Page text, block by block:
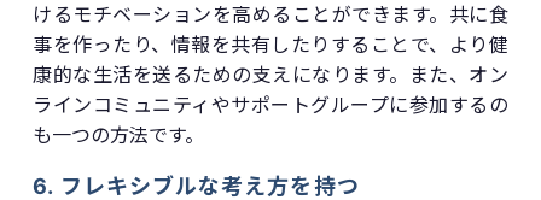
けるモチベーションを高めることができます。共に食
事を作ったり、情報を共有したりすることで、より健
康的な生活を送るための支えになります。また、オン
ラインコミュニティやサポートグループに参加するの
も一つの方法です。
6. フレキシブルな考え方を持つ